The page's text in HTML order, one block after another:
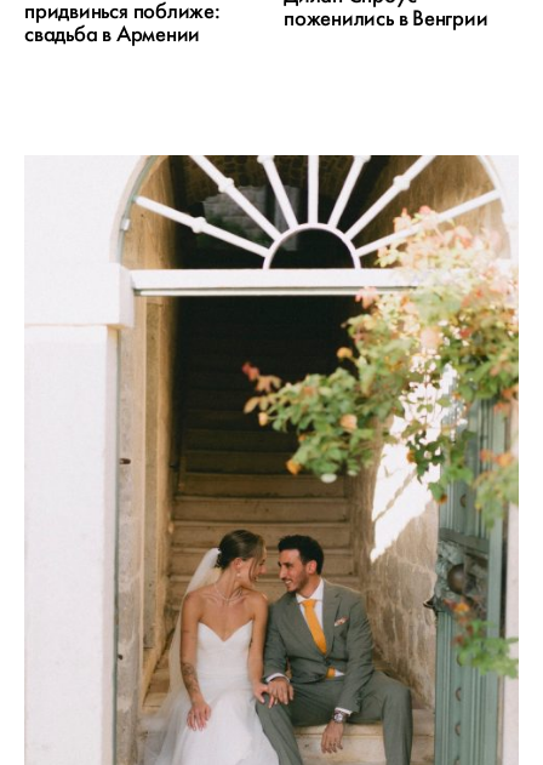
придвинься поближе:
свадьба в Армении
поженились в Венгрии